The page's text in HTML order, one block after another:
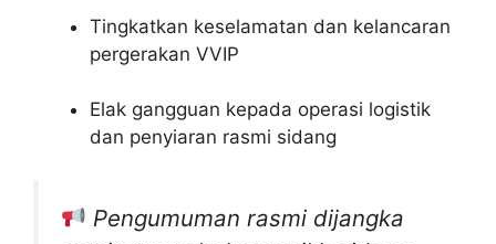
Tingkatkan keselamatan dan kelancaran
pergerakan VVIP
Elak gangguan kepada operasi logistik
dan penyiaran rasmi sidang
Pengumuman rasmi dijangka